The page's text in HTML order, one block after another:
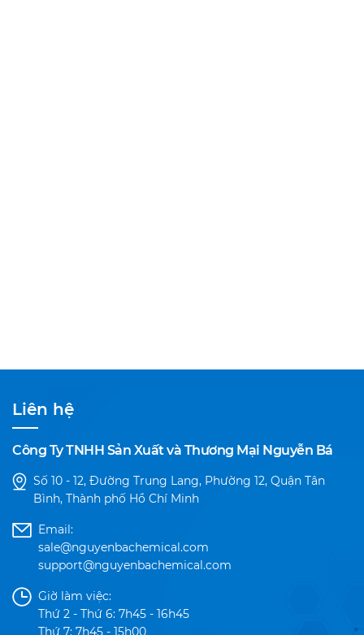
Liên hệ
Công Ty TNHH Sản Xuất và Thương Mại Nguyễn Bá
Số 10 - 12, Đường Trung Lang, Phường 12, Quận Tân
Bình, Thành phố Hồ Chí Minh
Email:
sale@nguyenbachemical.com
support@nguyenbachemical.com
Giờ làm việc:
Thứ 2 - Thứ 6: 7h45 - 16h45
Thứ 7: 7h45 - 15h00